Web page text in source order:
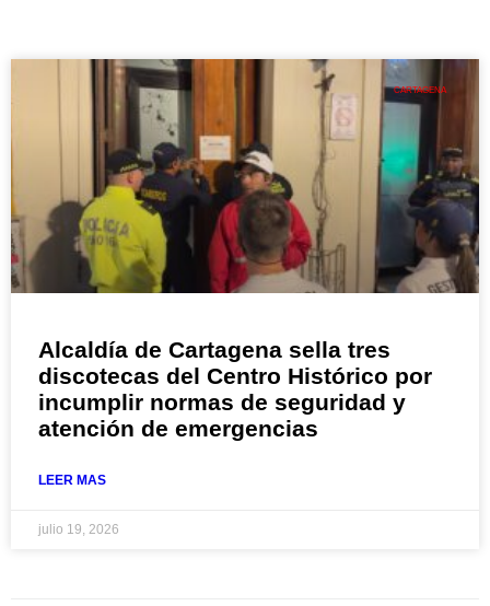
CARTAGENA
Alcaldía de Cartagena sella tres
discotecas del Centro Histórico por
incumplir normas de seguridad y
atención de emergencias
LEER MAS
julio 19, 2026